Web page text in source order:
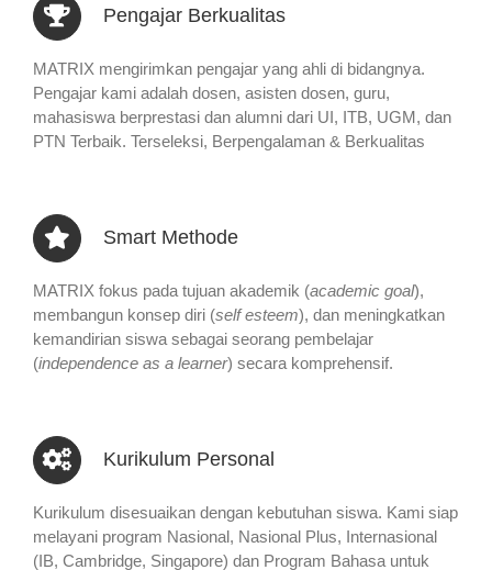
Pengajar Berkualitas
MATRIX mengirimkan pengajar yang ahli di bidangnya.
Pengajar kami adalah dosen, asisten dosen, guru,
mahasiswa berprestasi dan alumni dari UI, ITB, UGM, dan
PTN Terbaik. Terseleksi, Berpengalaman & Berkualitas
Smart Methode
MATRIX fokus pada tujuan akademik (academic goal),
membangun konsep diri (self esteem), dan meningkatkan
kemandirian siswa sebagai seorang pembelajar
(independence as a learner) secara komprehensif.
Kurikulum Personal
Kurikulum disesuaikan dengan kebutuhan siswa. Kami siap
melayani program Nasional, Nasional Plus, Internasional
(IB, Cambridge, Singapore) dan Program Bahasa untuk